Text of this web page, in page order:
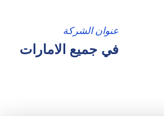
عنوان الشركة
في جميع الامارات